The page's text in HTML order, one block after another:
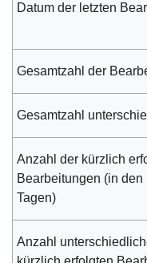
Datum der letzten
Gesamtzahl der
Gesamtzahl
Anzahl der kürzlich
Bearbeitungen (in den
Tagen)
Anzahl